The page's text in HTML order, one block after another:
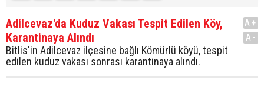
Adilcevaz'da Kuduz Vakası Tespit Edilen Köy,
Karantinaya Alındı
Bitlis'in Adilcevaz ilçesine bağlı Kömürlü köyü, tespit
edilen kuduz vakası sonrası karantinaya alındı.
A+
A-